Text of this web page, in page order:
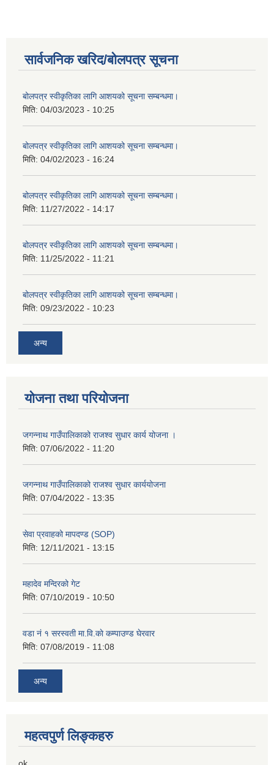
सार्वजनिक खरिद/बोलपत्र सूचना
बोलपत्र स्वीकृतिका लागि आशयको सूचना सम्बन्धमा।
मिति: 04/03/2023 - 10:25
बोलपत्र स्वीकृतिका लागि आशयको सूचना सम्बन्धमा।
मिति: 04/02/2023 - 16:24
बोलपत्र स्वीकृतिका लागि आशयको सूचना सम्बन्धमा।
मिति: 11/27/2022 - 14:17
बोलपत्र स्वीकृतिका लागि आशयको सूचना सम्बन्धमा।
मिति: 11/25/2022 - 11:21
बोलपत्र स्वीकृतिका लागि आशयको सूचना सम्बन्धमा।
मिति: 09/23/2022 - 10:23
अन्य
योजना तथा परियोजना
जगन्नाथ गाउँपालिकाको राजश्व सुधार कार्य योजना ।
मिति: 07/06/2022 - 11:20
जगन्नाथ गाउँपालिकाको राजश्व सुधार कार्ययोजना
मिति: 07/04/2022 - 13:35
सेवा प्रवाहको मापदण्ड (SOP)
मिति: 12/11/2021 - 13:15
महादेव मन्दिरको गेट
मिति: 07/10/2019 - 10:50
वडा नं १ सरस्वती मा.वि.काे कम्पाउण्ड घेरवार
मिति: 07/08/2019 - 11:08
अन्य
महत्वपुर्ण लिङ्कहरु